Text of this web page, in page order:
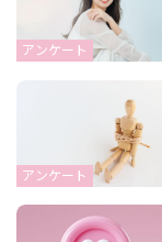
アンケート
アンケート